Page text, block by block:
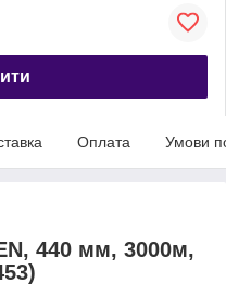
Оплата Умови
440 мм, 3000м,